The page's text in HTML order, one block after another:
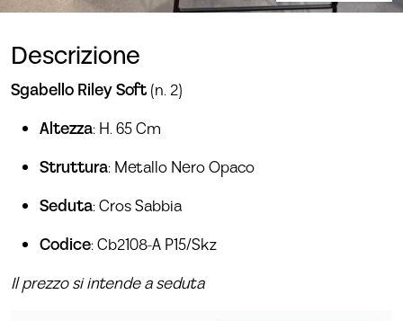
Descrizione
Sgabello Riley Soft(n. 2)
Altezza: H. 65 Cm
Struttura: Metallo Nero Opaco
Seduta: Cros Sabbia
Codice: Cb2108-A P15/Skz
Il prezzo si intende a seduta